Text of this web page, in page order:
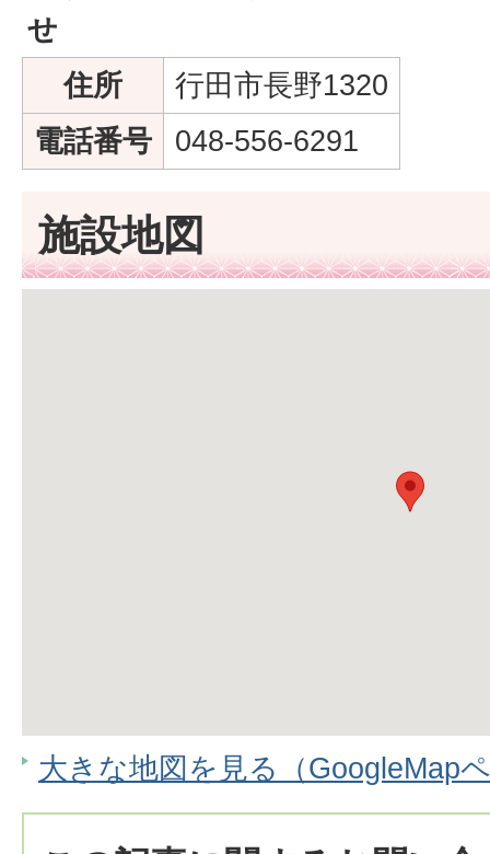
せ
住所
行田市長野1320
電話番号
048-556-6291
施設地図
大きな地図を見る（GoogleMap